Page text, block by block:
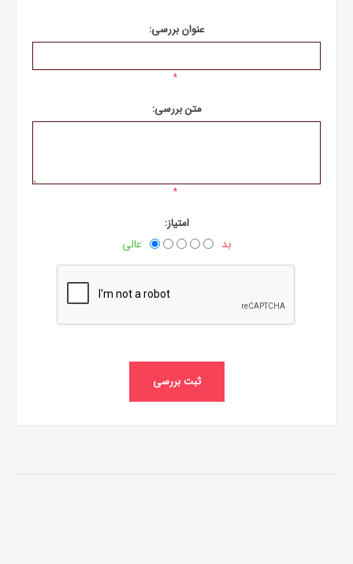
عنوان بررسی:
*
متن بررسی:
*
امتیاز:
بد عالی
ثبت بررسی